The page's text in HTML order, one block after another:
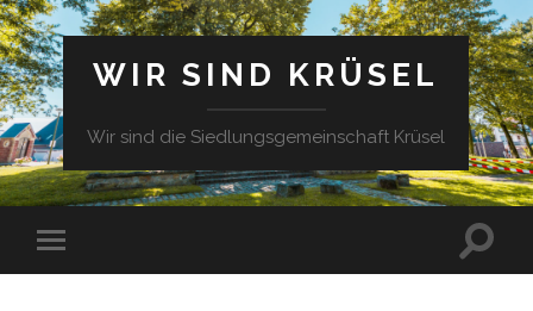
WIR SIND KRÜSEL
Wir sind die Siedlungsgemeinschaft Krüsel